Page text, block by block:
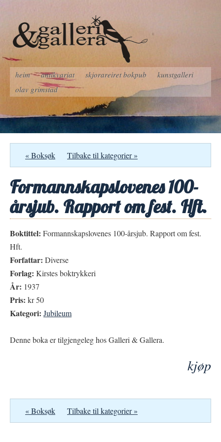
heim antikvariat skjorareiret bokpub
kunstgalleri
olav grimstad
« Boksøk Tilbake til kategorier »
Formannskapslovenes 100-
årsjub. Rapport om fest. Hft.
Boktittel: Formannskapslovenes 100-årsjub. Rapport om fest.
Hft.
Forfattar: Diverse
Forlag: Kirstes boktrykkeri
År: 1937
Pris: kr 50
Kategori: Jubileum
Denne boka er tilgjengeleg hos Galleri & Gallera.
kjøp
« Boksøk Tilbake til kategorier »